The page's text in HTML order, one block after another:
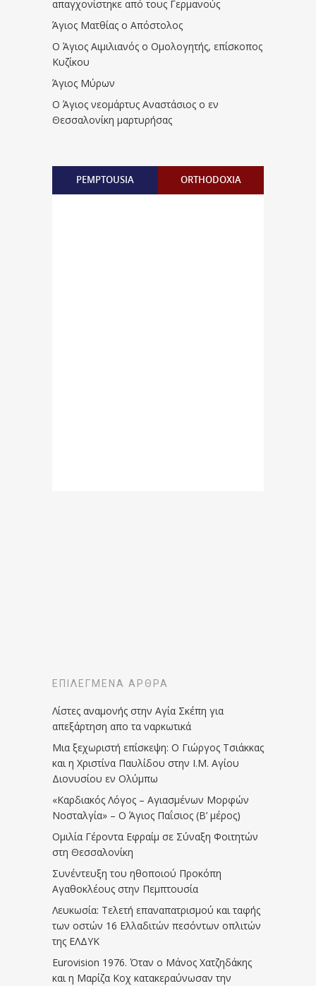
απαγχονίστηκε από τους Γερμανούς
Άγιος Ματθίας ο Απόστολος
Ο Άγιος Αιμιλιανός ο Ομολογητής, επίσκοπος
Κυζίκου
Άγιος Μύρων
Ο Άγιος νεομάρτυς Αναστάσιος ο εν
Θεσσαλονίκη μαρτυρήσας
PEMPTOUSIA ORTHODOXIA
ΕΠΙΛΕΓΜΈΝΑ ΆΡΘΡΑ
Λίστες αναμονής στην Αγία Σκέπη για
απεξάρτηση απο τα ναρκωτικά
Μια ξεχωριστή επίσκεψη: Ο Γιώργος Τσιάκκας
και η Χριστίνα Παυλίδου στην Ι.Μ. Αγίου
Διονυσίου εν Ολύμπω
«Καρδιακός Λόγος – Αγιασμένων Μορφών
Νοσταλγία» – Ο Άγιος Παΐσιος (Β’ μέρος)
Ομιλία Γέροντα Εφραίμ σε Σύναξη Φοιτητών
στη Θεσσαλονίκη
Συνέντευξη του ηθοποιού Προκόπη
Αγαθοκλέους στην Πεμπτουσία
Λευκωσία: Τελετή επαναπατρισμού και ταφής
των οστών 16 Ελλαδιτών πεσόντων οπλιτών
της ΕΛΔΥΚ
Eurovision 1976. Όταν ο Μάνος Χατζηδάκης
και η Μαρίζα Κοχ κατακεραύνωσαν την